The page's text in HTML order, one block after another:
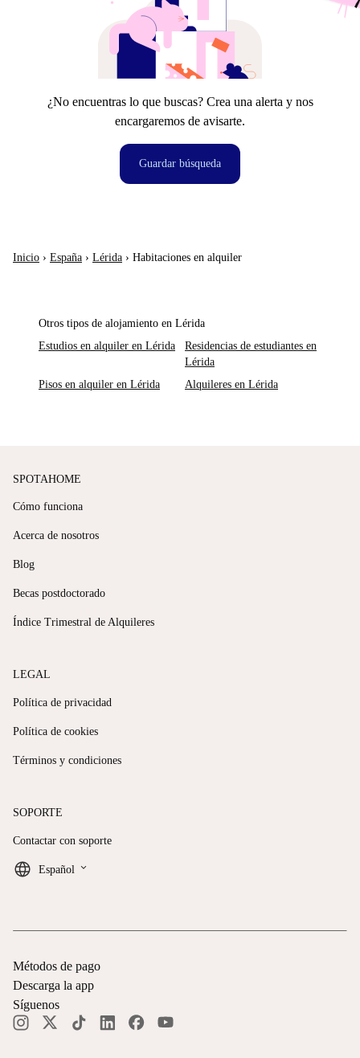
¿No encuentras lo que buscas? Crea una alerta y nos
encargaremos de avisarte.
Guardar búsqueda
Inicio › España › Lérida › Habitaciones en alquiler
Otros tipos de alojamiento en Lérida
Estudios en alquiler en Lérida
Residencias de estudiantes en
Lérida
Pisos en alquiler en Lérida
Alquileres en Lérida
SPOTAHOME
Cómo funciona
Acerca de nosotros
Blog
Becas postdoctorado
Índice Trimestral de Alquileres
LEGAL
Política de privacidad
Política de cookies
Términos y condiciones
SOPORTE
Contactar con soporte
Español keyboard_arrow_down
Métodos de pago
Descarga la app
Síguenos